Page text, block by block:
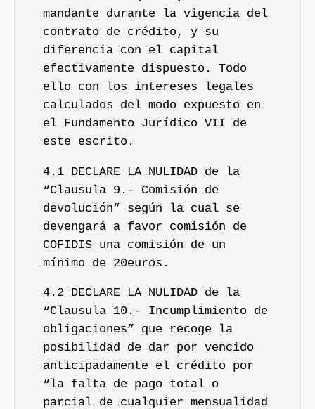
mandante durante la vigencia del
contrato de crédito, y su
diferencia con el capital
efectivamente dispuesto. Todo
ello con los intereses legales
calculados del modo expuesto en
el Fundamento Jurídico VII de
este escrito.
4.1 DECLARE LA NULIDAD de la
“Clausula 9.- Comisión de
devolución” según la cual se
devengará a favor comisión de
COFIDIS una comisión de un
mínimo de 20euros.
4.2 DECLARE LA NULIDAD de la
“Clausula 10.- Incumplimiento de
obligaciones” que recoge la
posibilidad de dar por vencido
anticipadamente el crédito por
“la falta de pago total o
parcial de cualquier mensualidad